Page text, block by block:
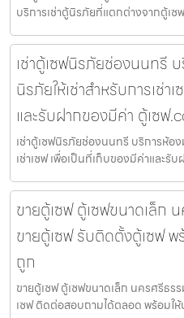
บริการเช่าตู้นิรภัยที่แตกต่างจากตู้เซ
เช่าตู้เซฟนิรภัยช่องนนทรี
นิรภัยให้เช่าสำหรับการเช่า
และรับฝากของมีค่า ตู้เซฟ
เช่าตู้เซฟนิรภัยช่องนนทรี บริการห้อ
เช่าเซฟ เพื่อเป็นที่เก็บของมีค่าและรั
ขายตู้เซฟ ตู้เซฟขนาดเล็ก
ขายตู้เซฟ รับติดตั้งตู้เซฟ
ถูก
ขายตู้เซฟ ตู้เซฟขนาดเล็ก นครศรีธร
เซฟ ติดต่อสอบถามได้ตลอด พร้อมให้